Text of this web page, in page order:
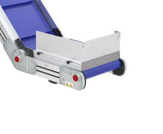
Metallrohr,
ohne Bremse (2+2)
PP Oberfläche blau